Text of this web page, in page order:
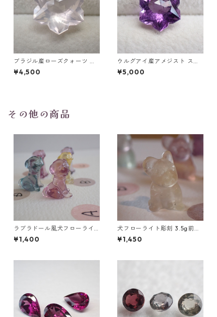
ブラジル産ローズクォーツ ス
ノーフレークカットルース 5.5
ct 11.8mm*11.8mm*7.7mm
¥4,500
ウルグアイ産アメジスト スノ
ーフレークカットルース 2.2ct
9.8mm*8.5mm*6.0mm
¥5,000
その他の商品
ラブラドール風犬フローライ
ト彫刻 A~E 2.8g前後 高さ18.8
mm前後
¥1,400
犬フローライト彫刻 3.5g前後
高さ17mm前後
¥1,450